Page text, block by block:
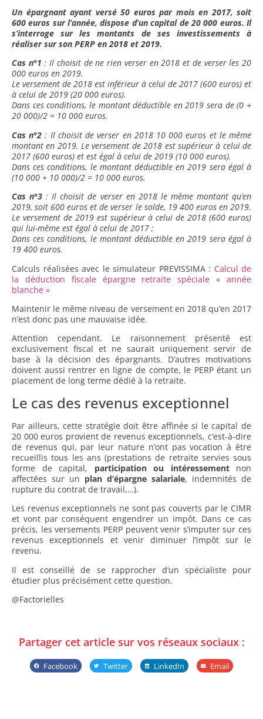
Un épargnant ayant versé 50 euros par mois en 2017, soit
600 euros sur l’année, dispose d’un capital de 20 000 euros. Il
s’interroge sur les montants de ses investissements à
réaliser sur son PERP en 2018 et 2019.
Cas n°1 : Il choisit de ne rien verser en 2018 et de verser les 20
000 euros en 2019.
Le versement de 2018 est inférieur à celui de 2017 (600 euros) et
à celui de 2019 (20 000 euros).
Dans ces conditions, le montant déductible en 2019 sera de (0 +
20 000)/2 = 10 000 euros.
Cas n°2 : Il choisit de verser en 2018 10 000 euros et le même
montant en 2019. Le versement de 2018 est supérieur à celui de
2017 (600 euros) et est égal à celui de 2019 (10 000 euros).
Dans ces conditions, le montant déductible en 2019 sera égal à
(10 000 + 10 000)/2 = 10 000 euros.
Cas n°3 : Il choisit de verser en 2018 le même montant qu’en
2019, soit 600 euros et de verser le solde, 19 400 euros en 2019.
Le versement de 2019 est supérieur à celui de 2018 (600 euros)
qui lui-même est égal à celui de 2017 ;
Dans ces conditions, le montant déductible en 2019 sera égal à
19 400 euros.
Calculs réalisées avec le simulateur PREVISSIMA : Calcul de
la déduction fiscale épargne retraite spéciale « année
blanche »
Maintenir le même niveau de versement en 2018 qu’en 2017
n’est donc pas une mauvaise idée.
Attention cependant. Le raisonnement présenté est
exclusivement fiscal et ne saurait uniquement servir de
base à la décision des épargnants. D’autres motivations
doivent aussi rentrer en ligne de compte, le PERP étant un
placement de long terme dédié à la retraite.
Le cas des revenus exceptionnel
Par ailleurs, cette stratégie doit être affinée si le capital de
20 000 euros provient de revenus exceptionnels, c’est-à-dire
de revenus qui, par leur nature n’ont pas vocation à être
recueillis tous les ans (prestations de retraite servies sous
forme de capital, participation ou intéressementnon
affectées sur un plan d’épargne salariale, indemnités de
rupture du contrat de travail,…).
Les revenus exceptionnels ne sont pas couverts par le CIMR
et vont par conséquent engendrer un impôt. Dans ce cas
précis, les versements PERP peuvent venir s’imputer sur ces
revenus exceptionnels et venir diminuer l’impôt sur le
revenu.
Il est conseillé de se rapprocher d’un spécialiste pour
étudier plus précisément cette question.
@Factorielles
Partager cet article sur vos réseaux sociaux :
Facebook Twitter LinkedIn Email